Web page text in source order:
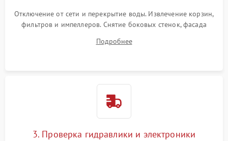
Отключение от сети и перекрытие воды. Извлечение корзин,
фильтров и импеллеров. Снятие боковых стенок, фасада
циркуляционному насосу, ТЭНу и сливной помпе.
Подробнее
3. Проверка гидравлики и электроники